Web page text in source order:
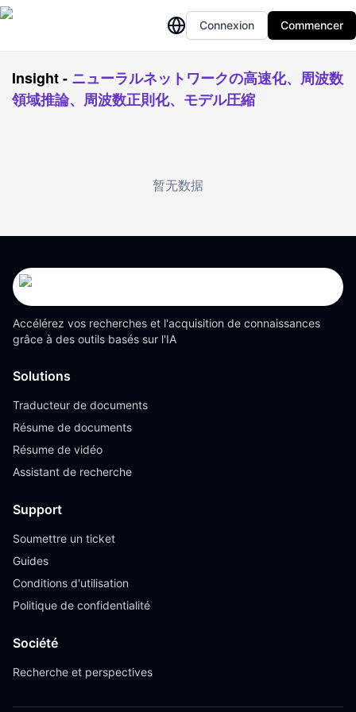
Connexion Commencer
Insight- ニューラルネットワークの高速化、周波数
領域推論、周波数正則化、モデル圧縮
暂无数据
Accélérez vos recherches et l'acquisition de connaissances
grâce à des outils basés sur l'IA
Solutions
Traducteur de documents
Résume de documents
Résume de vidéo
Assistant de recherche
Support
Soumettre un ticket
Guides
Conditions d'utilisation
Politique de confidentialité
Société
Recherche et perspectives